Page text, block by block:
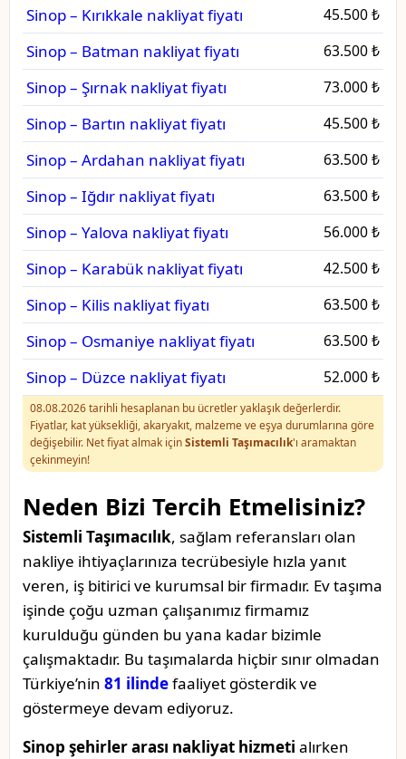
Sinop – Kırıkkale nakliyat fiyatı 45.500 ₺
Sinop – Batman nakliyat fiyatı 63.500 ₺
Sinop – Şırnak nakliyat fiyatı 73.000 ₺
Sinop – Bartın nakliyat fiyatı 45.500 ₺
Sinop – Ardahan nakliyat fiyatı 63.500 ₺
Sinop – Iğdır nakliyat fiyatı 63.500 ₺
Sinop – Yalova nakliyat fiyatı 56.000 ₺
Sinop – Karabük nakliyat fiyatı 42.500 ₺
Sinop – Kilis nakliyat fiyatı 63.500 ₺
Sinop – Osmaniye nakliyat fiyatı 63.500 ₺
Sinop – Düzce nakliyat fiyatı 52.000 ₺
08.08.2026 tarihli hesaplanan bu ücretler yaklaşık değerlerdir.
Fiyatlar, kat yüksekliği, akaryakıt, malzeme ve eşya durumlarına göre
değişebilir. Net fiyat almak içinSistemli Taşımacılık'ı aramaktan
çekinmeyin!
Neden Bizi Tercih Etmelisiniz?
Sistemli Taşımacılık, sağlam referansları olan
nakliye ihtiyaçlarınıza tecrübesiyle hızla yanıt
veren, iş bitirici ve kurumsal bir firmadır. Ev taşıma
işinde çoğu uzman çalışanımız firmamız
kurulduğu günden bu yana kadar bizimle
çalışmaktadır. Bu taşımalarda hiçbir sınır olmadan
Türkiye’nin 81 ilindefaaliyet gösterdik ve
göstermeye devam ediyoruz.
Sinop şehirler arası nakliyat hizmeti alırken